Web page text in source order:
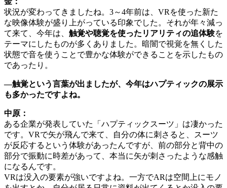
状況が変わってきましたね。3～4年前は、VRを使った新た
な映像体験が盛り上がっている印象でした。それが年々減っ
て来て、今年は、 触覚や聴覚を使ったリアリティの追体験を
テーマにしたものが多くありました。暗闇で視覚を無くした
状態で音を使うことで豊かな体験ができることを示したもの
であったり。
―触覚という言葉が出ましたが、今年はハプティックの展示
も多かったですよね。
中原：
ある企業が発表していた「ハプティックスーツ」は凄かった
です。VRで矢が飛んで来て、自分の体に刺さると、スーツ
が反応するという体験があったんですが、前の部分と背中の
部分で振動に時差があって、本当に矢が刺さったような感触
になるんです。
VRは没入の要素が強いですよね。一方でARは空間上にモノ